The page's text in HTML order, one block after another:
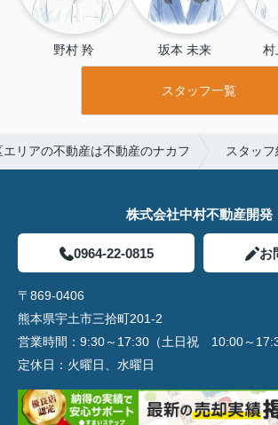
野村 羚 坂本 未来 村
スタッフ一覧
リアの不動産は不動産のナカフ スタッフ
株式会社中村不動産開発
0964-22-0815 お
〒869-0406
熊本県宇土市三拾町201-2
営業時間： 9:30～17:30（土日祝 10:00～
定休日： 火曜日、水曜日